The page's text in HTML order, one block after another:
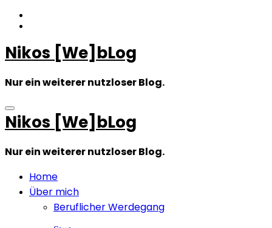
Zum
Inhalt
Nikos [We]bLog
Nur ein weiterer nutzloser Blog.
Nikos [We]bLog
Nur ein weiterer nutzloser Blog.
Home
Über mich
Beruflicher Werdegang